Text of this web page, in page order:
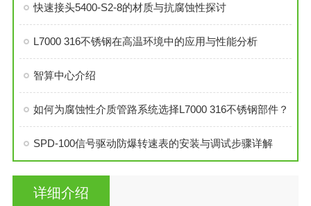
快速接头5400-S2-8的材质与抗腐蚀性探讨
L7000 316不锈钢在高温环境中的应用与性能分析
智算中心介绍
如何为腐蚀性介质管路系统选择L7000 316不锈钢部件？
SPD-100信号驱动防爆转速表的安装与调试步骤详解
详细介绍